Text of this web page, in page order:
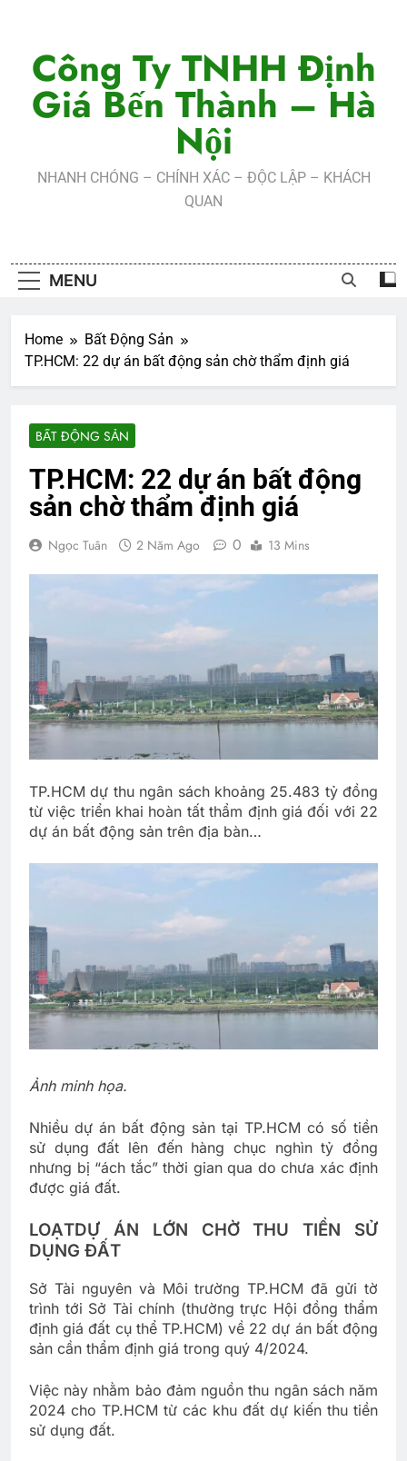
contentCông Ty TNHH Định
Giá Bến Thành – Hà
Nội
NHANH CHÓNG – CHÍNH XÁC – ĐỘC LẬP – KHÁCH
QUAN
MENU
Home
Bất Động Sản
TP.HCM: 22 dự án bất động sản chờ thẩm định giá
BẤT ĐỘNG SẢN
TP.HCM: 22 dự án bất động
sản chờ thẩm định giá
Ngọc Tuân 2 Năm Ago 0 13 Mins
TP.HCM dự thu ngân sách khoảng 25.483 tỷ đồng
từ việc triển khai hoàn tất thẩm định giá đối với 22
dự án bất động sản trên địa bàn…
Ảnh minh họa.
Nhiều dự án bất động sản tại TP.HCM có số tiền
sử dụng đất lên đến hàng chục nghìn tỷ đồng
nhưng bị “ách tắc” thời gian qua do chưa xác định
được giá đất.
LOẠTDỰ ÁN LỚN CHỜ THU TIỀN SỬ
DỤNG ĐẤT
Sở Tài nguyên và Môi trường TP.HCM đã gửi tờ
trình tới Sở Tài chính (thường trực Hội đồng thẩm
định giá đất cụ thể TP.HCM) về 22 dự án bất động
sản cần thẩm định giá trong quý 4/2024.
Việc này nhằm bảo đảm nguồn thu ngân sách năm
2024 cho TP.HCM từ các khu đất dự kiến thu tiền
sử dụng đất.